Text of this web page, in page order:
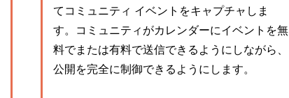
てコミュニティ イベントをキャプチャしま
す。コミュニティがカレンダーにイベントを無
料でまたは有料で送信できるようにしながら、
公開を完全に制御できるようにします。